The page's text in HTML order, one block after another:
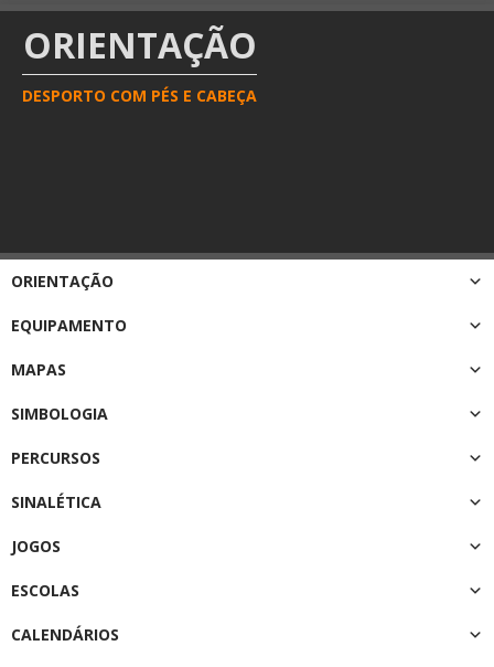
ORIENTAÇÃO
DESPORTO COM PÉS E CABEÇA
ORIENTAÇÃO
EQUIPAMENTO
MAPAS
SIMBOLOGIA
PERCURSOS
SINALÉTICA
JOGOS
ESCOLAS
CALENDÁRIOS